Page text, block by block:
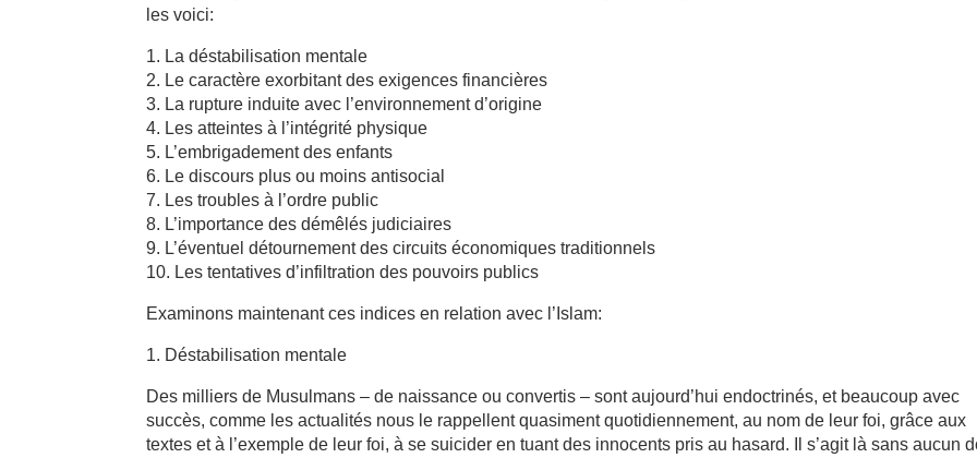
les voici:
1. La déstabilisation mentale
2. Le caractère exorbitant des exigences financières
3. La rupture induite avec l’environnement d’origine
4. Les atteintes à l’intégrité physique
5. L’embrigadement des enfants
6. Le discours plus ou moins antisocial
7. Les troubles à l’ordre public
8. L’importance des démêlés judiciaires
9. L’éventuel détournement des circuits économiques traditionnels
10. Les tentatives d’infiltration des pouvoirs publics
Examinons maintenant ces indices en relation avec l’Islam:
1. Déstabilisation mentale
Des milliers de Musulmans – de naissance ou convertis – sont aujourd’hui endoctrinés, et beaucoup avec
succès, comme les actualités nous le rappellent quasiment quotidiennement, au nom de leur foi, grâce aux
textes et à l’exemple de leur foi, à se suicider en tuant des innocents pris au hasard. Il s’agit là sans aucun